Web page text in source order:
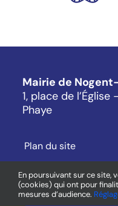
Mairie de
1, place de
Phaye
Plan du site
Mentions légales
Cookies
En poursuivant sur ce site,
(cookies) qui ont pour
mesures d’audience.